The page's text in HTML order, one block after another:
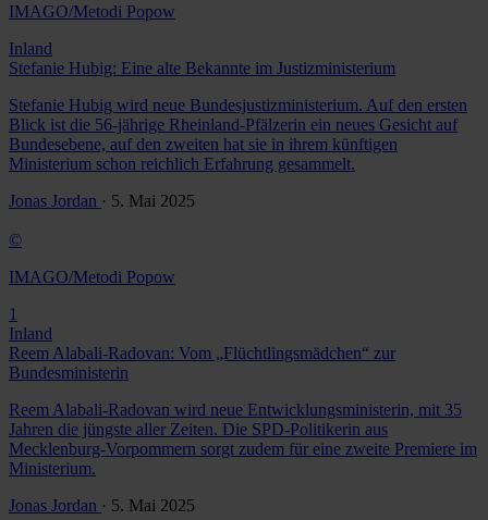
IMAGO/Metodi Popow
Inland
Stefanie Hubig: Eine alte Bekannte im Justizministerium
Stefanie Hubig wird neue Bundesjustizministerium. Auf den ersten
Blick ist die 56-jährige Rheinland-Pfälzerin ein neues Gesicht auf
Bundesebene, auf den zweiten hat sie in ihrem künftigen
Ministerium schon reichlich Erfahrung gesammelt.
Jonas Jordan · 5. Mai 2025
©
IMAGO/Metodi Popow
1
Inland
Reem Alabali-Radovan: Vom „Flüchtlingsmädchen“ zur
Bundesministerin
Reem Alabali-Radovan wird neue Entwicklungsministerin, mit 35
Jahren die jüngste aller Zeiten. Die SPD-Politikerin aus
Mecklenburg-Vorpommern sorgt zudem für eine zweite Premiere im
Ministerium.
Jonas Jordan · 5. Mai 2025